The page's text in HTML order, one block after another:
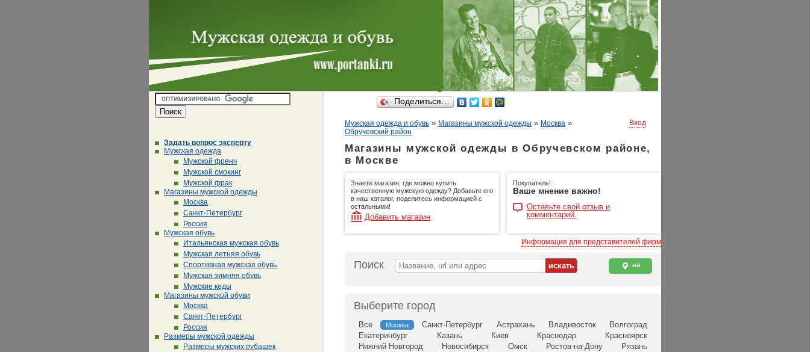
Задать вопрос эксперту
Мужская одежда
Мужской френч
Мужской смокинг
Мужской фрак
Магазины мужской одежды
Москва
Санкт-Петербург
Россия
Мужская обувь
Итальянская мужская обувь
Мужская летняя обувь
Спортивная мужская обувь
Мужская зимняя обувь
Мужские кеды
Магазины мужской обуви
Москва
Санкт-Петербург
Россия
Размеры мужской одежды
Размеры мужских рубашек
Поделиться…
Мужская одежда и обувь » Магазины мужской одежды » Москва »
Обручевский район
Вход
Магазины мужской одежды в Обручевском районе,
в Москве
Знаете магазин, где можно купить
качественную мужскую одежду? Добавьте его
в наш каталог, поделитесь информацией с
остальными!
Добавить магазин
Покупатель!
Ваше мнение важно!
Оставьте свой отзыв и
комментарий.
Информация для представителей фирм
Поиск
на
Выберите город
Все Москва Санкт-Петербург Астрахань Владивосток
Волгоград
Екатеринбург
Казань Киев Краснодар
Красноярск
Нижний Новгород
Новосибирск Омск Ростов-на-Дону
Рязань